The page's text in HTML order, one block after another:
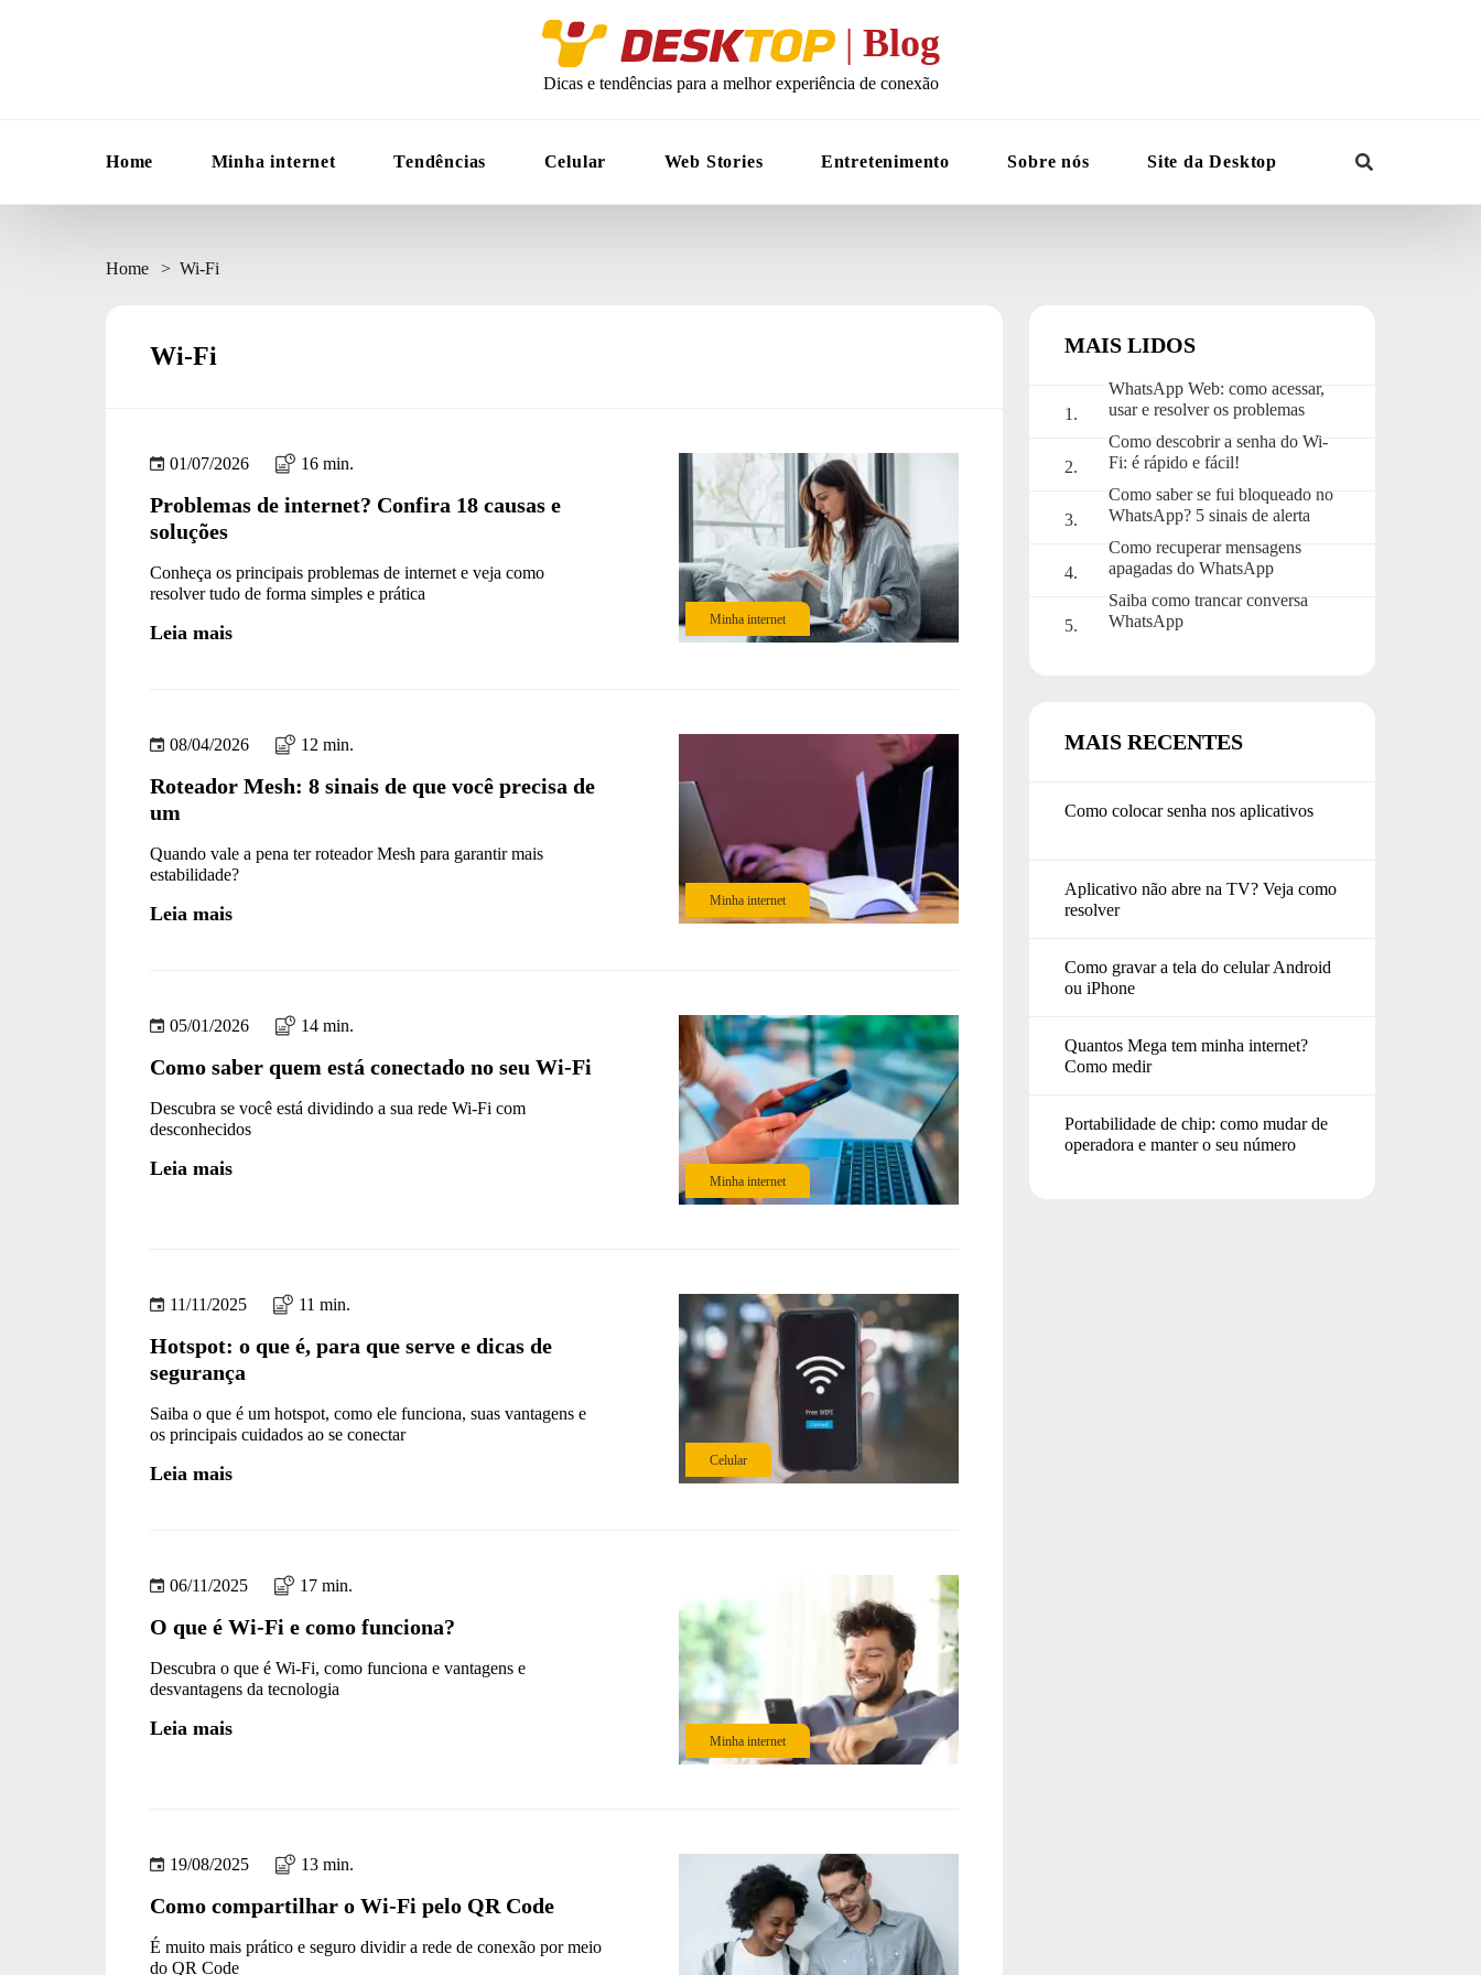
Desktop
| Blog
Dicas e tendências para a melhor experiência de conexão
Home Minha internet Tendências Celular Web Stories Entretenimento Sobre nós Site da Desktop
Home Wi-Fi
Wi-Fi
Minha internet
01/07/2026 16 min.
Problemas de internet? Confira 18 causas e
soluções
Conheça os principais problemas de internet e veja como
resolver tudo de forma simples e prática
Leia mais
Minha internet
08/04/2026 12 min.
Roteador Mesh: 8 sinais de que você precisa de
um
Quando vale a pena ter roteador Mesh para garantir mais
estabilidade?
Leia mais
Minha internet
05/01/2026 14 min.
Como saber quem está conectado no seu Wi-Fi
Descubra se você está dividindo a sua rede Wi-Fi com
desconhecidos
Leia mais
Celular
11/11/2025 11 min.
Hotspot: o que é, para que serve e dicas de
segurança
Saiba o que é um hotspot, como ele funciona, suas vantagens e
os principais cuidados ao se conectar
Leia mais
Minha internet
06/11/2025 17 min.
O que é Wi-Fi e como funciona?
Descubra o que é Wi-Fi, como funciona e vantagens e
desvantagens da tecnologia
Leia mais
19/08/2025 13 min.
Como compartilhar o Wi-Fi pelo QR Code
É muito mais prático e seguro dividir a rede de conexão por meio
do QR Code
MAIS LIDOS
WhatsApp Web: como acessar,
usar e resolver os problemas
Como descobrir a senha do Wi-
Fi: é rápido e fácil!
Como saber se fui bloqueado no
WhatsApp? 5 sinais de alerta
Como recuperar mensagens
apagadas do WhatsApp
Saiba como trancar conversa
WhatsApp
MAIS RECENTES
Como colocar senha nos aplicativos
Aplicativo não abre na TV? Veja como
resolver
Como gravar a tela do celular Android
ou iPhone
Quantos Mega tem minha internet?
Como medir
Portabilidade de chip: como mudar de
operadora e manter o seu número